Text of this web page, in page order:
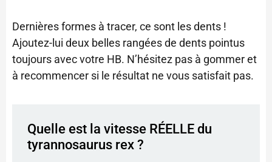
Dernières formes à tracer, ce sont les dents !
Ajoutez-lui deux belles rangées de dents pointus
toujours avec votre HB. N’hésitez pas à gommer et
à recommencer si le résultat ne vous satisfait pas.
Quelle est la vitesse RÉELLE du
tyrannosaurus rex ?